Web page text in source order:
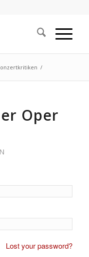
/
Oper
Lost your password?